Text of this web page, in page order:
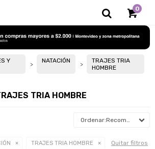
0
Y
NATACIÓN
TRAJES TRIA
HOMBRE
TRIA HOMBRE
Recomendados
TRAJES TRIA HOMBRE Quitar filtros